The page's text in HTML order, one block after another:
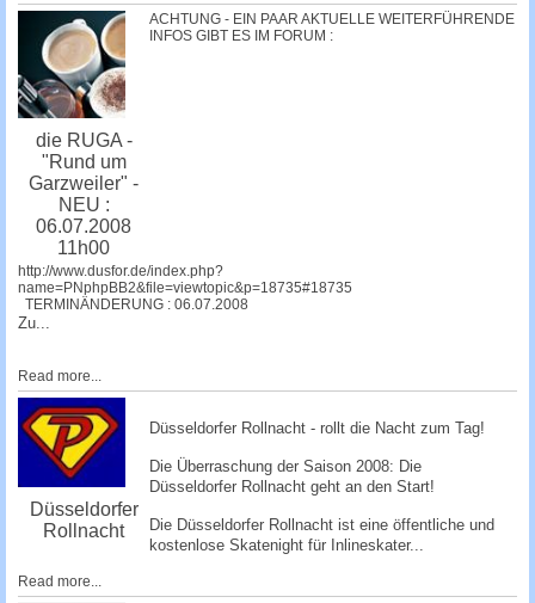
die RUGA -
"Rund um
Garzweiler" -
NEU :
06.07.2008
11h00
ACHTUNG - EIN PAAR AKTUELLE WEITERFÜHRENDE
INFOS GIBT ES IM FORUM :
http://www.dusfor.de/index.php?
name=PNphpBB2&file=viewtopic&p=18735#18735
TERMINÄNDERUNG : 06.07.2008
Zu...
Read more...
Düsseldorfer
Rollnacht
Düsseldorfer Rollnacht - rollt die Nacht zum Tag!
Die Überraschung der Saison 2008: Die
Düsseldorfer Rollnacht geht an den Start!
Die Düsseldorfer Rollnacht ist eine öffentliche und
kostenlose Skatenight für Inlineskater...
Read more...